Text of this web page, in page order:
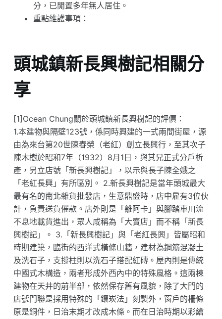
分，已閒置多年無人居住。
重點維護事項：
頭城鎮新長興樹記相關分
享
[1]Ocean Chung關於頭城鎮新長興樹記的評價：
1.本建物與隔壁123號，係同時興建的一式兩間街屋，源
由為來台第20世陳春榮（老紅）創立長興行，至其次子
陳木樹於昭和7年（1932）8月1日，與其兄正式分戶析
產，另立店號「新長興樹記」，以示與長子陳全娥之
「老紅長興」有所區別。 2.新長興樹記是當年頭城最大
最有名的南北雜貨批發店，生意鼎盛時，店中雇有3位伙
計，負責送貨催款。店外則是「離阿卡」與腳踏車川流
不息地載貨進出，眾人咸稱為「大賣店」而不稱「新長
興樹記」。 3.「新長興樹記」與「老紅長興」皆屬昭和
時期建築，臨街的西洋式橫條山牆，建材為鋼筋混凝土
及洗石子，支撐柱則以洗石子搭配紅磚。屋內則是傳統
中國式木構造，兩者形成外西內中的特殊風格。這兩棟
建物在天井的前半部，依然保存舊有風貌，除了大門的
店號門聯是採用特殊的「鑲崁法」刻製外，窗戶的柵條
原是銅件，日治末期才改成木條。而在日治時期以彩繪